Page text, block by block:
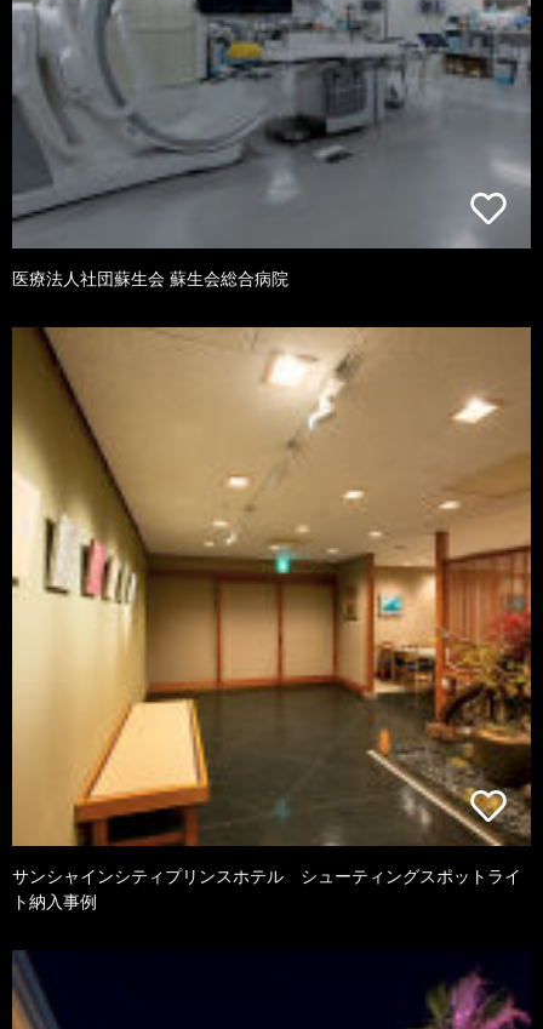
医療法人社団蘇生会 蘇生会総合病院
サンシャインシティプリンスホテル シューティングスポットライ
ト納入事例